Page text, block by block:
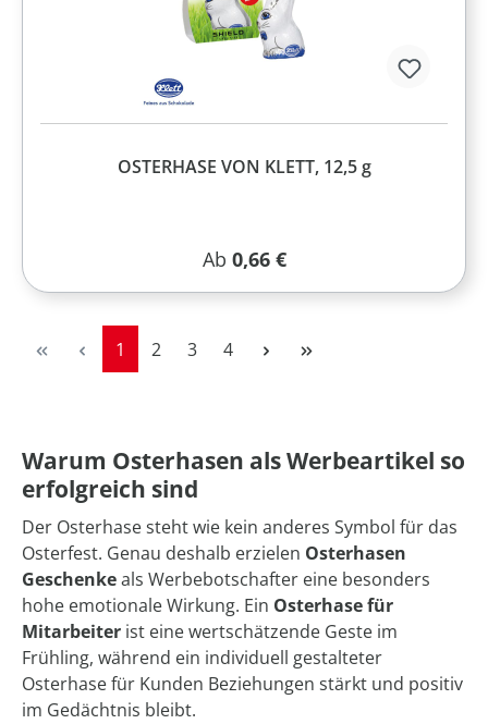
OSTERHASE VON KLETT, 12,5 g
Regulärer Preis:
Ab 0,66 €
Seite
1 Seite
2 Seite
3 Seite
4
Warum Osterhasen als Werbeartikel so
erfolgreich sind
Der Osterhase steht wie kein anderes Symbol für das
Osterfest. Genau deshalb erzielen Osterhasen
Geschenkeals Werbebotschafter eine besonders
hohe emotionale Wirkung. Ein Osterhase für
Mitarbeiter ist eine wertschätzende Geste im
Frühling, während ein individuell gestalteter
Osterhase für Kunden Beziehungen stärkt und positiv
im Gedächtnis bleibt.